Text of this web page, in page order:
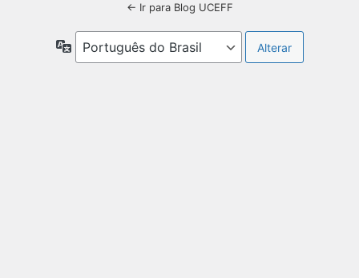
← Ir para Blog UCEFF
Idioma